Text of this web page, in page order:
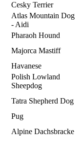
Cesky Terrier
Atlas Mountain Dog
- Aidi
Pharaoh Hound
Majorca Mastiff
Havanese
Polish Lowland
Sheepdog
Tatra Shepherd Dog
Pug
Alpine Dachsbracke